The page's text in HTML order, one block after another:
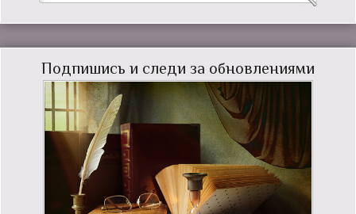
Подпишись и следи за обновлениями